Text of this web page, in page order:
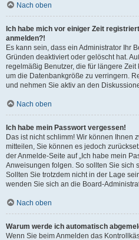
Nach oben
Ich habe mich vor einiger Zeit
anmelden?!
Es kann sein, dass ein Administrator Ihr
Gründen deaktiviert oder gelöscht hat.
regelmäßig Benutzer, die für längere
um die Datenbankgröße zu verringern.
und nehmen Sie aktiv an den
Nach oben
Ich habe mein Passwort vergessen!
Das ist nicht schlimm! Wir können Ihnen
mitteilen, Sie können es jedoch
der Anmelde-Seite auf „Ich habe mein
Anweisungen folgen. So sollten Sie sich
Sollten Sie trotzdem nicht in der Lage
wenden Sie sich an die Board-
Nach oben
Warum werde ich automatisch
Wenn Sie beim Anmelden das